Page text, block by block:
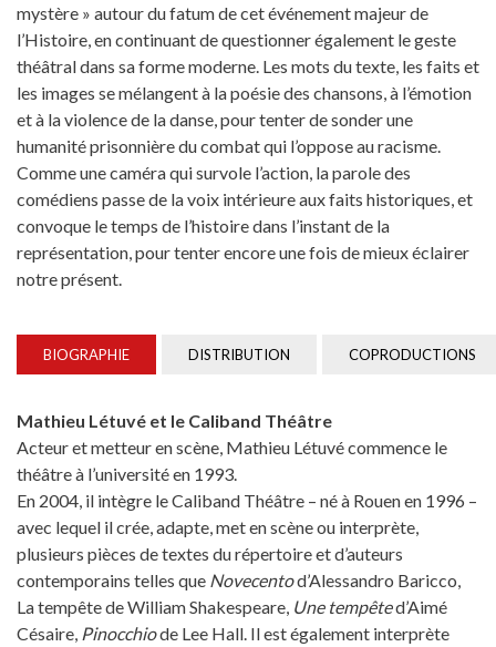
mystère » autour du fatum de cet événement majeur de
l’Histoire, en continuant de questionner également le geste
théâtral dans sa forme moderne. Les mots du texte, les faits et
les images se mélangent à la poésie des chansons, à l’émotion
et à la violence de la danse, pour tenter de sonder une
humanité prisonnière du combat qui l’oppose au racisme.
Comme une caméra qui survole l’action, la parole des
comédiens passe de la voix intérieure aux faits historiques, et
convoque le temps de l’histoire dans l’instant de la
représentation, pour tenter encore une fois de mieux éclairer
notre présent.
BIOGRAPHIE DISTRIBUTION COPRODUCTIONS
Mathieu Létuvé et le Caliband Théâtre
Acteur et metteur en scène, Mathieu Létuvé commence le
théâtre à l’université en 1993.
En 2004, il intègre le Caliband Théâtre – né à Rouen en 1996 –
avec lequel il crée, adapte, met en scène ou interprète,
plusieurs pièces de textes du répertoire et d’auteurs
contemporains telles que Novecentod’Alessandro Baricco,
La tempête de William Shakespeare, Une tempêted’Aimé
Césaire, Pinocchiode Lee Hall. Il est également interprète